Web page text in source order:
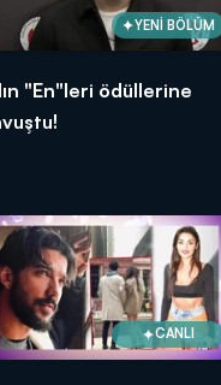
YENİ BÖLÜM
"En"leri ödüllerine
CANLI